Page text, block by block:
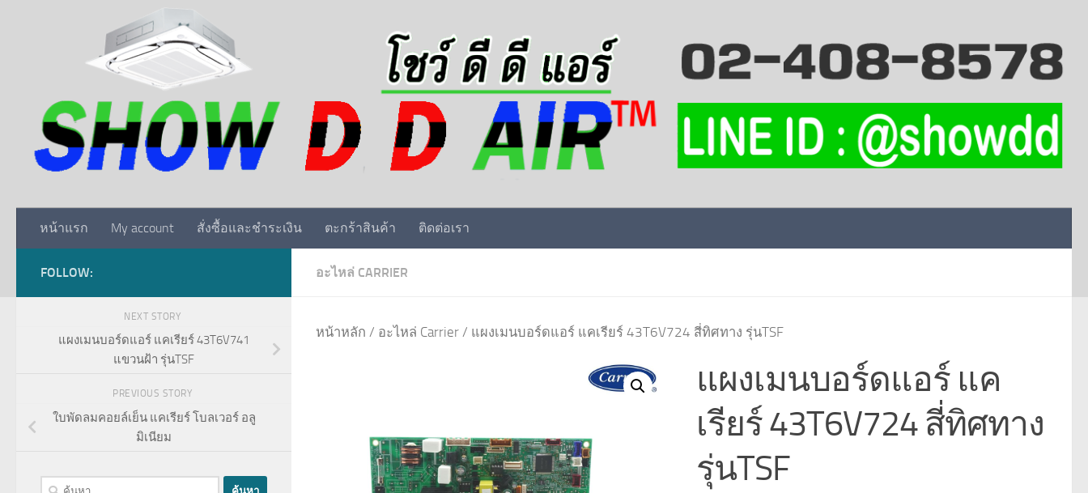
หน้าแรก My account สั่งซื้อและชำระเงิน ตะกร้าสินค้า ติดต่อเรา
อะไหล่ CARRIER
หน้าหลัก / อะไหล่ Carrier / แผงเมนบอร์ดแอร์ แคเรียร์ 43T6V724 สี่ทิศทาง รุ่นTSF
แผงเมนบอร์ดแอร์ แค
เรียร์ 43T6V724 สี่ทิศทาง
รุ่นTSF
FOLLOW:
NEXT STORY
แผงเมนบอร์ดแอร์ แคเรียร์ 43T6V741
แขวนฝ้า รุ่นTSF
PREVIOUS STORY
ใบพัดลมคอยล์เย็น แคเรียร์ โบลเวอร์ อลู
มิเนียม
ค้นหา